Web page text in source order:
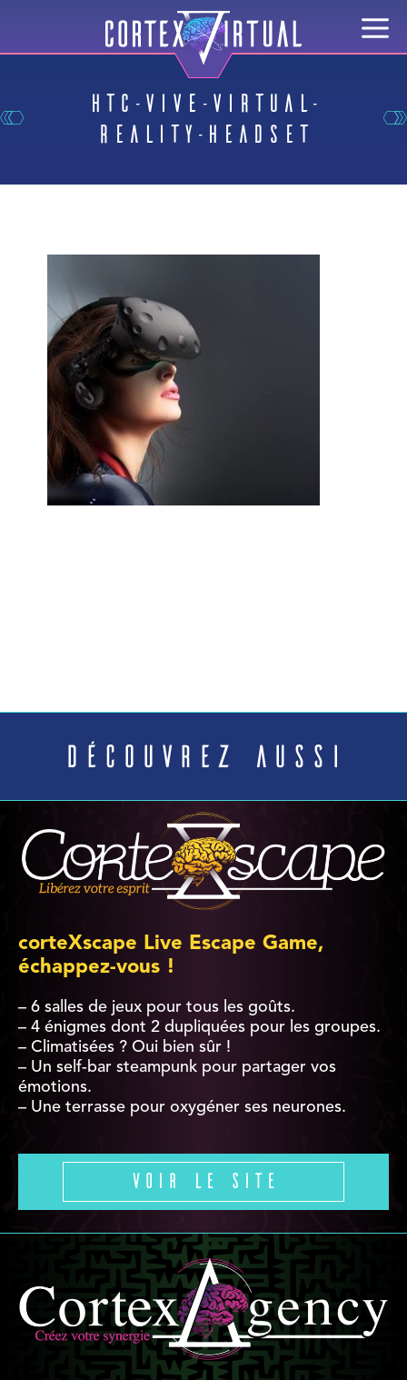
htc-vive-virtual-
reality-headset
Découvrez aussi
corteXscape Live Escape Game,
échappez-vous !
– 6 salles de jeux pour tous les goûts.
– 4 énigmes dont 2 dupliquées pour les groupes.
– Climatisées ? Oui bien sûr !
– Un self-bar steampunk pour partager vos
émotions.
– Une terrasse pour oxygéner ses neurones.
Voir le site